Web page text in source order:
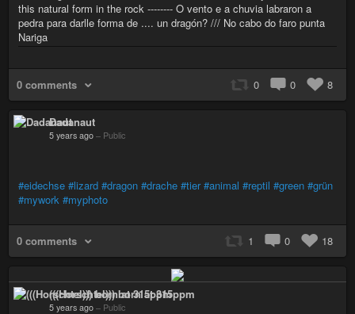
this natural form in the rock -------- O vento e a chuvia labraron a
pedra para darlle forma de .... un dragón? /// No cabo do faro punta
Nariga
0 comments 0 0 8
Dadanaut
5 years ago – Public
#eidechse #lizard #dragon #drache #tier #animal #reptil #green #grün
#mywork #myphoto
0 comments 1 0 18
(((Horschtel))) born at 315ppm
5 years ago – Public